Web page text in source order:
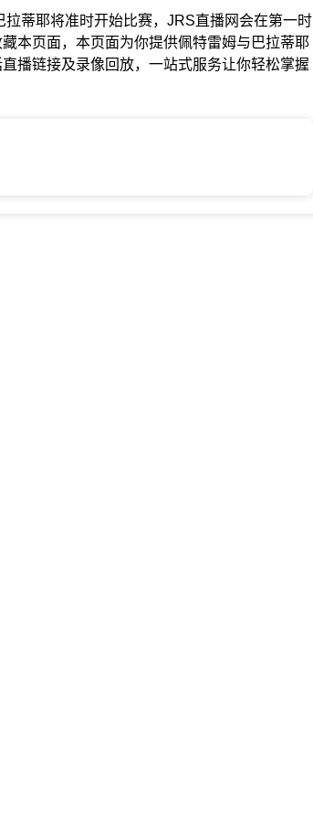
蒂耶将准时开始比赛，JRS直播网会在第一时
本页面，本页面为你提供佩特雷姆与巴拉蒂耶
播链接及录像回放，一站式服务让你轻松掌握